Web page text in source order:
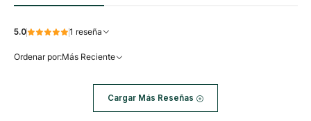
5.0 1 reseña
Ordenar por:Más Reciente
Cargar Más Reseñas